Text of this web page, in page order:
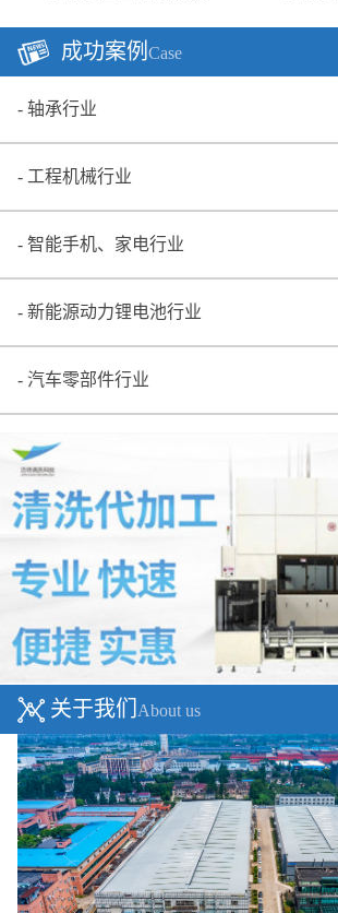
成功案例 Case
轴承行业
工程机械行业
智能手机、家电行业
新能源动力锂电池行业
汽车零部件行业
关于我们 About us